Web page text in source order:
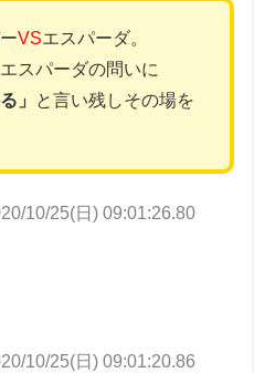
VSエスパーダ。
スパーダの問いに
」
と言い残しその場を
10/25(日) 09:01:26.80
10/25(日) 09:01:20.86